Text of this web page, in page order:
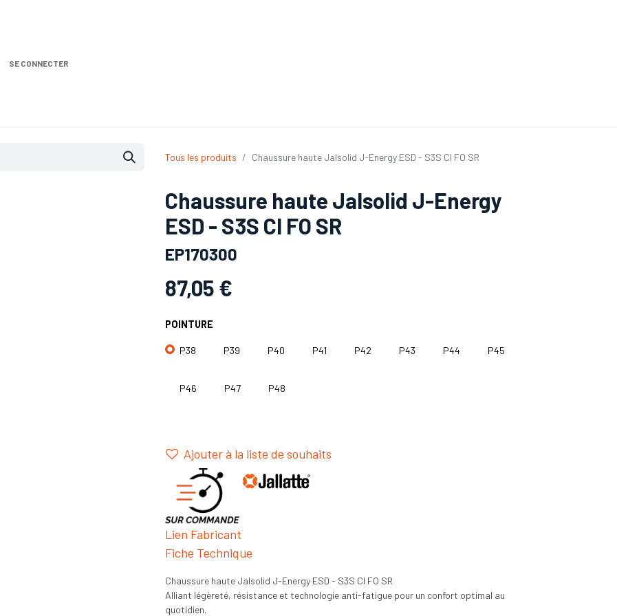
SE CONNECTER
Tous les produits Chaussure haute Jalsolid J-Energy ESD - S3S CI FO SR
Chaussure haute Jalsolid J-Energy
ESD - S3S CI FO SR
EP170300
87,05 €
POINTURE
P38 P39 P40 P41 P42 P43 P44 P45
P46 P47 P48
Ajouter à la liste de souhaits
Lien Fabricant
Fiche Technique
Chaussure haute Jalsolid J-Energy ESD - S3S CI FO SR
Alliant légèreté, résistance et technologie anti-fatigue pour un confort optimal au
quotidien.